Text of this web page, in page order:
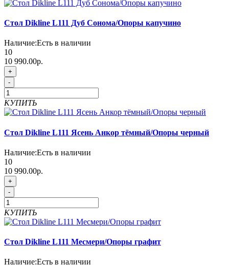
Стол Dikline L111 Дуб Сонома/Опоры капучино
Наличие:Есть в наличии
10
10 990.00р.
+
-
КУПИТЬ
Стол Dikline L111 Ясень Анкор тёмный/Опоры черный
Наличие:Есть в наличии
10
10 990.00р.
+
-
КУПИТЬ
Стол Dikline L111 Месмери/Опоры графит
Наличие:Есть в наличии